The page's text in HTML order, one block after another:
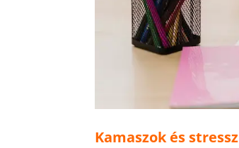
Kamaszok és stressz